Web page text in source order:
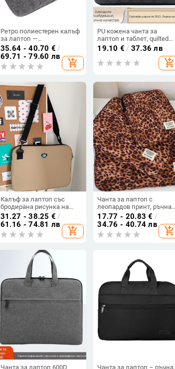
Ретро полиестерен калъф
за лаптоп —
водоустойчив,
износоустойчив и
удароустойчив
35.64 - 40.70 € /
69.71 - 79.60 лв
add_shopping_cart
PU кожена чанта за
лаптоп и таблет, quilted
дизайн и бродирани
детайли, вътрешен джоб
(Материал: PU кожа;
Сезон: Пролет 2023; Пол:
Други)
19.10 € / 37.36 лв
add_shopping_cart
Калъф за лаптоп със
бродирана рисунка на
коала, нейлонова
материя, дишаща,
водоустойчива,
износоустойчива
31.27 - 38.25 € /
61.16 - 74.81 лв
add_shopping_cart
Чанта за лаптоп с
леопардов принт, ръчна
чанта (Нейлон; памучна
подплата; антикрадба)
17.77 - 20.83 € /
34.76 - 40.74 лв
add_shopping_cart
Чанта за лаптоп 600D
Чанта за лаптоп – ръчна,